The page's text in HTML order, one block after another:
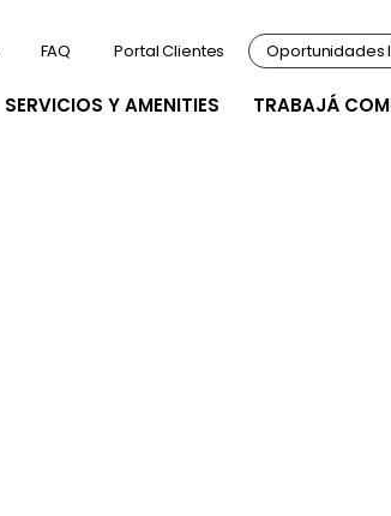
SERVICIOS Y AMENITIES TRABAJÁ
FAQ Portal Clientes Oportunidades